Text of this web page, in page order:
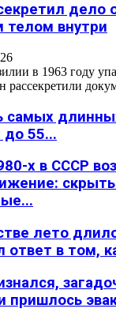
дело
телом внутри
в 1963 году
рассекретили
55...
х в СССР
лето
в том,
пришлось